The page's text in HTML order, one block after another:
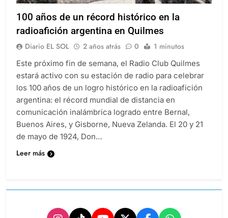
100 años de un récord histórico en la
radioafición argentina en Quilmes
Diario EL SOL 2 años atrás 0 1 minutos
Este próximo fin de semana, el Radio Club Quilmes
estará activo con su estación de radio para celebrar
los 100 años de un logro histórico en la radioafición
argentina: el récord mundial de distancia en
comunicación inalámbrica logrado entre Bernal,
Buenos Aires, y Gisborne, Nueva Zelanda. El 20 y 21
de mayo de 1924, Don…
Leer más